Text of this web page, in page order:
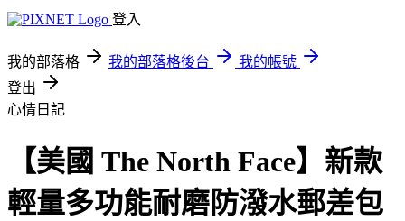
登入
我的部落格 我的部落格後台
我的帳號
登出
心情日記
【美國 The North Face】新款
輕量多功能耐磨防潑水郵差包